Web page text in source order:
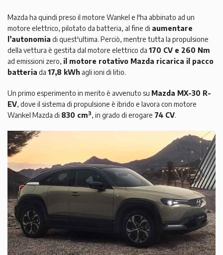
Mazda ha quindi preso il motore Wankel e l'ha abbinato ad un
motore elettrico, pilotato da batteria, al fine di aumentare
l’autonomia di quest'ultima. Perciò, mentre tutta la propulsione
della vettura è gestita dal motore elettrico da 170 CV e 260 Nm
ad emissioni zero, il motore rotativo Mazda ricarica il pacco
batteria da 17,8 kWh agli ioni di litio.
Un primo esperimento in merito è avvenuto su Mazda MX-30 R-
EV, dove il sistema di propulsione è ibrido e lavora con motore
Wankel Mazda di 830 cm3, in grado di erogare 74 CV.